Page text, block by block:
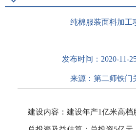
纯棉服装面料加工
发布时间： 2020-11-
来源： 第二师铁门
建设内容：建设年产1亿米高档